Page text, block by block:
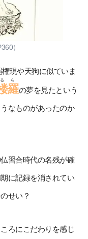
）
現や天狗に似ていま
羅
ら
の夢を見たという
なものがあったのか
習合時代の名残が確
に記録を消されてい
せい？
ろにこだわりを感じ